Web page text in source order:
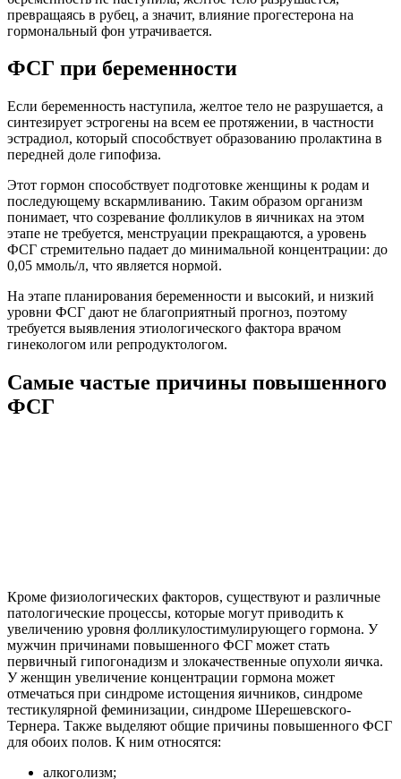
превращаясь в рубец, а значит, влияние прогестерона на
гормональный фон утрачивается.
ФСГ при беременности
Если беременность наступила, желтое тело не разрушается, а
синтезирует эстрогены на всем ее протяжении, в частности
эстрадиол, который способствует образованию пролактина в
передней доле гипофиза.
Этот гормон способствует подготовке женщины к родам и
последующему вскармливанию. Таким образом организм
понимает, что созревание фолликулов в яичниках на этом
этапе не требуется, менструации прекращаются, а уровень
ФСГ стремительно падает до минимальной концентрации: до
0,05 ммоль/л, что является нормой.
На этапе планирования беременности и высокий, и низкий
уровни ФСГ дают не благоприятный прогноз, поэтому
требуется выявления этиологического фактора врачом
гинекологом или репродуктологом.
Самые частые причины повышенного
ФСГ
Кроме физиологических факторов, существуют и различные
патологические процессы, которые могут приводить к
увеличению уровня фолликулостимулирующего гормона. У
мужчин причинами повышенного ФСГ может стать
первичный гипогонадизм и злокачественные опухоли яичка.
У женщин увеличение концентрации гормона может
отмечаться при синдроме истощения яичников, синдроме
тестикулярной феминизации, синдроме Шерешевского-
Тернера. Также выделяют общие причины повышенного ФСГ
для обоих полов. К ним относятся:
алкоголизм;